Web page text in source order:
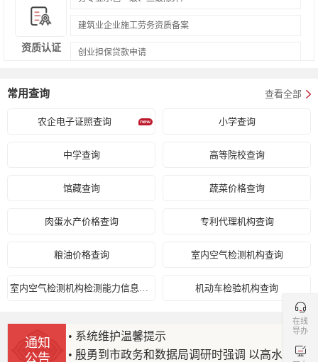
资质认证
建筑业企业施工劳务资质备案
创业担保贷款申请
律师执业、变更执业机构许可（含香港、澳门永久性居民
中的中国居民及台湾居民申请律师执业、变更执业机构）
法律援助律师、公职律师、公司律师工作证颁发
执业证书的换发与补发
建筑起重机械登记备案
建筑起重机械使用登记（设区的市级权限）
交通运输
车辆从事普通货运经营外）
危险货物道路运输经营许可
常用查询 查看全部
农企电子证照查询 小学查询
中学查询 高等院校查询
馆藏查询 蔬菜价格查询
肉蛋水产价格查询 专利代理机构查询
粮油价格查询 室内空气检测机构查询
室内空气检测机构检测能力信息查询 机动车检验机构查询
通知
公告
• 系统维护温馨提示
• 殷勇到市政务和数据局调研时强调 以高水平政务服务和数据管理推动首都高质量发展
在线
导办